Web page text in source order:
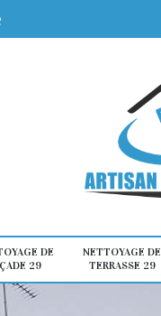
DE
29
NETTOYAGE DE
TERRASSE 29